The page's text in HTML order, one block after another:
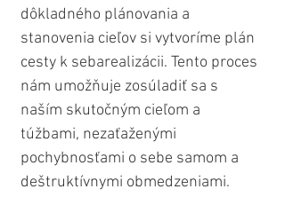
dôkladného plánovania a
stanovenia cieľov si vytvoríme plán
cesty k sebarealizácii. Tento proces
nám umožňuje zosúladiť sa s
naším skutočným cieľom a
túžbami, nezaťaženými
pochybnosťami o sebe samom a
deštruktívnymi obmedzeniami.